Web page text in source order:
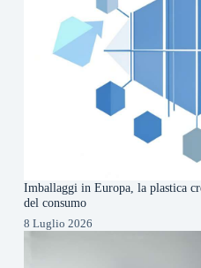
Imballaggi in Europa, la plastica
del consumo
8 Luglio 2026